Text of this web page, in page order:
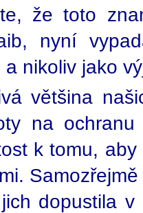
že toto
nyní
nikoliv jako
většina
na
k tomu,
dopustila